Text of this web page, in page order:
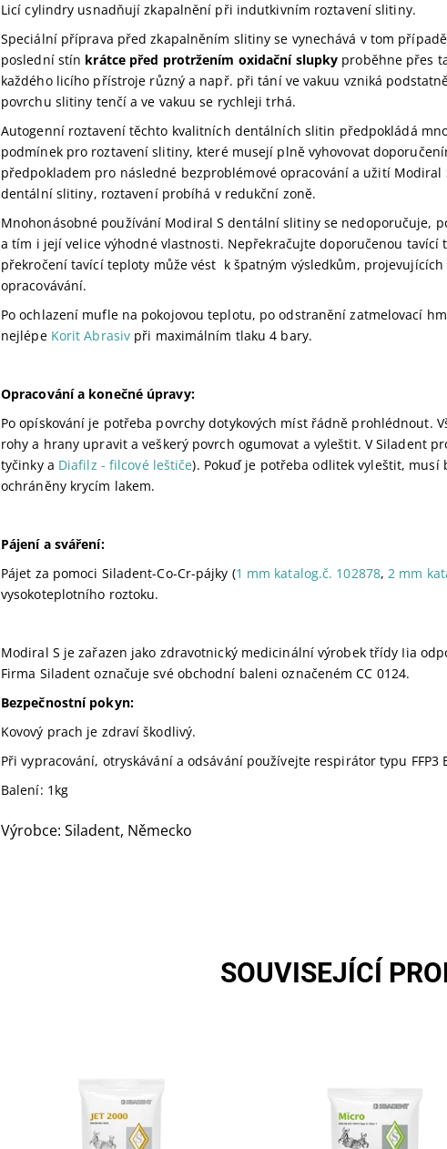
Licí cylindry usnadňují zkapalnění při indutkivním roztavení slitiny.
Speciální příprava před zkapalněním slitiny se vynechává v tom
poslední stín krátce před protržením oxidační slupky proběhne přes
každého licího přístroje různý a např. při tání ve vakuu vzniká
povrchu slitiny tenčí a ve vakuu se rychleji trhá.
Autogenní roztavení těchto kvalitních dentálních slitin předpokládá
podmínek pro roztavení slitiny, které musejí plně vyhovovat
předpokladem pro následné bezproblémové opracování a užití Modiral
dentální slitiny, roztavení probíhá v redukční zoně.
Mnohonásobné používání Modiral S dentální slitiny se nedoporučuje,
a tím i její velice výhodné vlastnosti. Nepřekračujte doporučenou
překročení tavící teploty může vést k špatným výsledkům,
opracovávání.
Po ochlazení mufle na pokojovou teplotu, po odstranění zatmelovací
nejlépe Korit Abrasiv při maximálním tlaku 4 bary.
Opracování a konečné úpravy:
Po opískování je potřeba povrchy dotykových míst řádně prohlédnout.
rohy a hrany upravit a veškerý povrch ogumovat a vyleštit. V Siladent
tyčinky a Diafilz - filcové leštiče). Pokuď je potřeba odlitek vyleštit, musí
ochráněny krycím lakem.
Pájení a sváření:
Pájet za pomoci Siladent-Co-Cr-pájky (1 mm katalog.č. 102878, 2 mm
vysokoteplotního roztoku.
Modiral S je zařazen jako zdravotnický medicinální výrobek třídy Iia
Firma Siladent označuje své obchodní baleni označeném CC 0124.
Bezpečnostní pokyn:
Kovový prach je zdraví škodlivý.
Při vypracování, otryskávání a odsávání používejte respirátor typu FFP3
Balení: 1kg
Výrobce: Siladent, Německo
SOUVISEJÍCÍ
být vkládána do předehřáté pece s
teplotou až do 1050 °C. Často je JET
2000 používáná při velmi
vhodná pouze pro skelety, ale
také vhodná pro zhotovování
korunek a můstků.